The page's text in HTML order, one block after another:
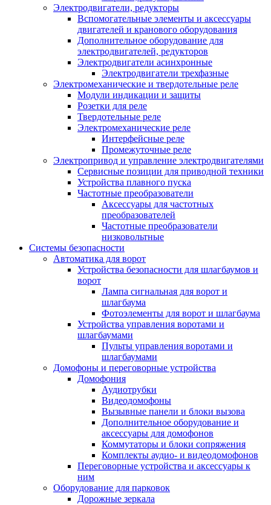
Электродвигатели, редукторы
Вспомогательные элементы и аксессуары
двигателей и кранового оборудования
Дополнительное оборудование для
электродвигателей, редукторов
Электродвигатели асинхронные
Электродвигатели трехфазные
Электромеханические и твердотельные реле
Модули индикации и защиты
Розетки для реле
Твердотельные реле
Электромеханические реле
Интерфейсные реле
Промежуточные реле
Электропривод и управление электродвигателями
Сервисные позиции для приводной техники
Устройства плавного пуска
Частотные преобразователи
Аксессуары для частотных
преобразователей
Частотные преобразователи
низковольтные
Системы безопасности
Автоматика для ворот
Устройства безопасности для шлагбаумов и
ворот
Лампа сигнальная для ворот и
шлагбаума
Фотоэлементы для ворот и шлагбаума
Устройства управления воротами и
шлагбаумами
Пульты управления воротами и
шлагбаумами
Домофоны и переговорные устройства
Домофония
Аудиотрубки
Видеодомофоны
Вызывные панели и блоки вызова
Дополнительное оборудование и
аксессуары для домофонов
Коммутаторы и блоки сопряжения
Комплекты аудио- и видеодомофонов
Переговорные устройства и аксессуары к
ним
Оборудование для парковок
Дорожные зеркала